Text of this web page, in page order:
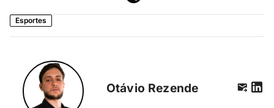
Esportes
Otávio Rezende